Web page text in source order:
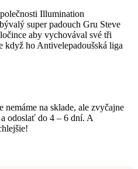
Illumination
super padouch Gru Steve
aby vychovával své tři
když ho Antivelepadoušská liga
nemáme na sklade, ale zvyčajne
odoslať do 4 – 6 dní. A